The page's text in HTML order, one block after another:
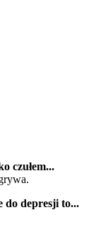
czułem...
do depresji to...